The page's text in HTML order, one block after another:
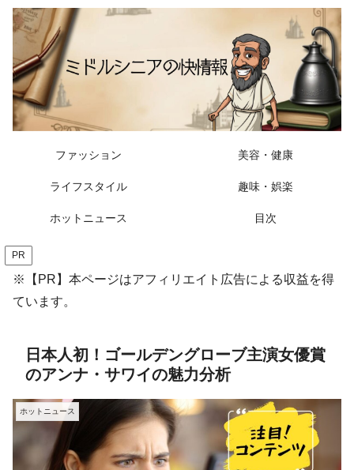
ファッション 美容・健康
ライフスタイル 趣味・娯楽
ホットニュース 目次
PR
※【PR】本ページはアフィリエイト広告による収益を得
ています。
日本人初！ゴールデングローブ主演女優賞
のアンナ・サワイの魅力分析
ホットニュース